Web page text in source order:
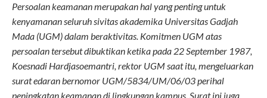
Persoalan keamanan merupakan hal yang penting untuk
kenyamanan seluruh sivitas akademika Universitas Gadjah
Mada (UGM) dalam beraktivitas. Komitmen UGM atas
persoalan tersebut dibuktikan ketika pada 22 September 1987,
Koesnadi Hardjasoemantri, rektor UGM saat itu, mengeluarkan
surat edaran bernomor UGM/5834/UM/06/03 perihal
peningkatan keamanan di lingkungan kampus. Surat ini juga